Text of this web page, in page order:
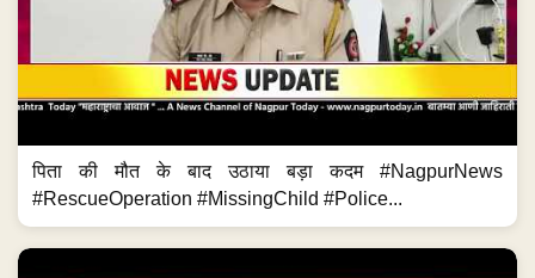
पिता की मौत के बाद उठाया बड़ा कदम #NagpurNews
#RescueOperation #MissingChild #Police...